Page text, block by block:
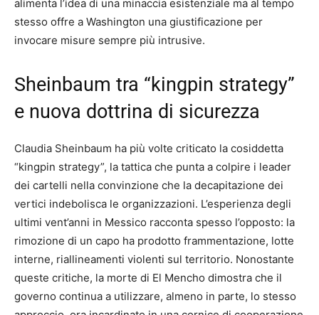
alimenta l’idea di una minaccia esistenziale ma al tempo
stesso offre a Washington una giustificazione per
invocare misure sempre più intrusive.
Sheinbaum tra “kingpin strategy”
e nuova dottrina di sicurezza
Claudia Sheinbaum ha più volte criticato la cosiddetta
“kingpin strategy”, la tattica che punta a colpire i leader
dei cartelli nella convinzione che la decapitazione dei
vertici indebolisca le organizzazioni. L’esperienza degli
ultimi vent’anni in Messico racconta spesso l’opposto: la
rimozione di un capo ha prodotto frammentazione, lotte
interne, riallineamenti violenti sul territorio. Nonostante
queste critiche, la morte di El Mencho dimostra che il
governo continua a utilizzare, almeno in parte, lo stesso